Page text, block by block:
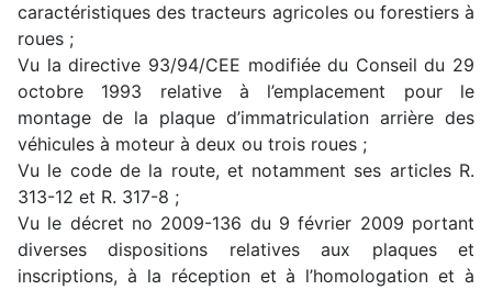
caractéristiques des tracteurs agricoles ou forestiers à
roues ;
Vu la directive 93/94/CEE modifiée du Conseil du 29
octobre 1993 relative à l’emplacement pour le
montage de la plaque d’immatriculation arrière des
véhicules à moteur à deux ou trois roues ;
Vu le code de la route, et notamment ses articles R.
313-12 et R. 317-8 ;
Vu le décret no 2009-136 du 9 février 2009 portant
diverses dispositions relatives aux plaques et
inscriptions, à la réception et à l’homologation et à